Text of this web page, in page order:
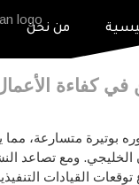
من نحن
متسارعة، مما
الخليجي. ومع تصاعد
القيادات